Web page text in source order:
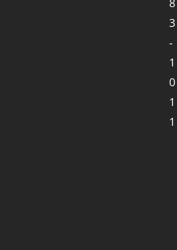
3
-
1
0
1
1